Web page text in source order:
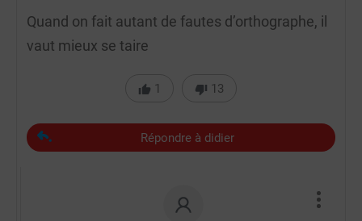
Quand on fait autant de fautes d’orthographe, il
vaut mieux se taire
1 13
Répondre à didier